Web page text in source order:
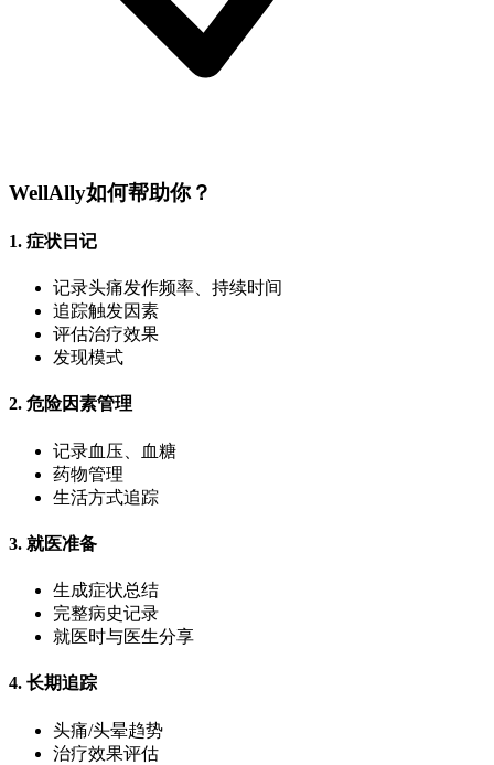
WellAlly如何帮助你？
1. 症状日记
记录头痛发作频率、持续时间
追踪触发因素
评估治疗效果
发现模式
2. 危险因素管理
记录血压、血糖
药物管理
生活方式追踪
3. 就医准备
生成症状总结
完整病史记录
就医时与医生分享
4. 长期追踪
头痛/头晕趋势
治疗效果评估